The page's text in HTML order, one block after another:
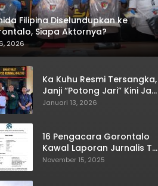
Filipina Diselundupkan ke
Siapa Aktornya?
2026
Ka Kuhu Resmi Tersangka,
Janji “Potong Jari” Kini Jadi
Bumerang
Januari 13, 2026
16 Pengacara Gorontalo
Kawal Laporan Jurnalis TV
One
November 15, 2025